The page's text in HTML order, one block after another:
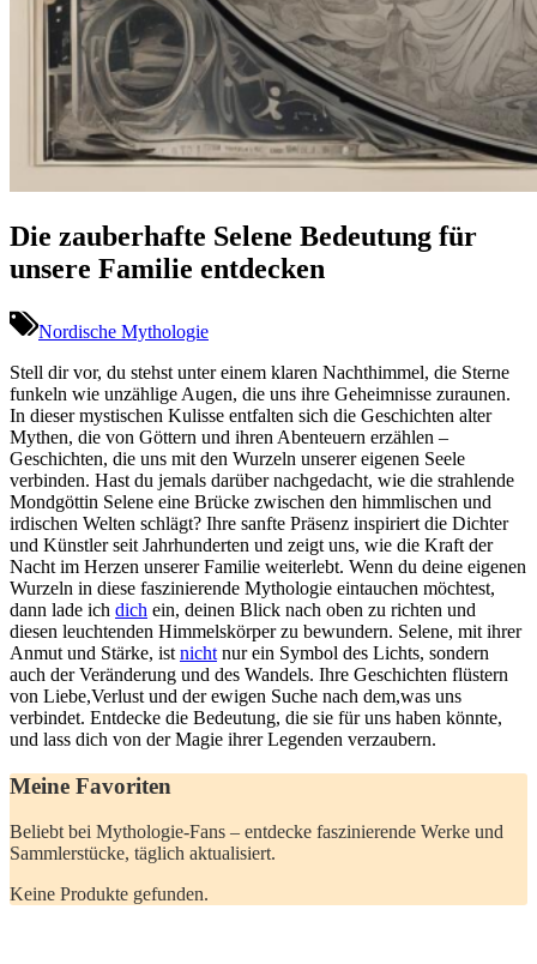
Die zauberhafte Selene Bedeutung für
unsere Familie entdecken
Nordische Mythologie
Stell dir vor, du stehst unter einem klaren Nachthimmel, die Sterne
funkeln wie unzählige‍ Augen, die uns ihre Geheimnisse⁤ zuraunen.
In dieser mystischen Kulisse entfalten sich die Geschichten alter
Mythen, die von Göttern und ihren Abenteuern erzählen –
Geschichten, die uns mit den Wurzeln‌ unserer ‌eigenen Seele
verbinden. Hast du jemals darüber nachgedacht, wie die strahlende
Mondgöttin Selene eine Brücke zwischen den himmlischen und
irdischen Welten ⁤schlägt? Ihre sanfte Präsenz inspiriert⁢ die Dichter
und Künstler seit Jahrhunderten und zeigt uns, wie die Kraft der
Nacht im Herzen unserer Familie weiterlebt. Wenn du deine eigenen
Wurzeln in diese faszinierende Mythologie ⁢eintauchen möchtest,
dann lade ich dich ein, deinen Blick nach oben zu richten und
diesen leuchtenden Himmelskörper zu bewundern. Selene, mit ihrer
Anmut und ‍Stärke, ist nicht nur ein⁤ Symbol des Lichts, sondern‌
auch der Veränderung ‌und des Wandels. Ihre Geschichten flüstern
von Liebe,Verlust und der ewigen Suche nach dem,was uns
verbindet. Entdecke die Bedeutung,⁣ die‌ sie für uns haben könnte,
und lass‌ dich von der Magie ihrer Legenden verzaubern.
Meine Favoriten
Beliebt ⁤bei Mythologie-Fans – entdecke faszinierende Werke und
Sammlerstücke, täglich aktualisiert.
Keine Produkte gefunden.